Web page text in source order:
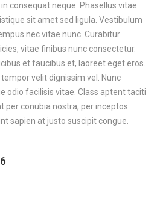
consequat neque. Phasellus vitae
sit amet sed ligula. Vestibulum
nec vitae nunc. Curabitur
vitae finibus nunc consectetur.
et faucibus et, laoreet eget eros.
velit dignissim vel. Nunc
odio facilisis vitae. Class aptent taciti
per conubia nostra, per inceptos
sapien at justo suscipit congue.